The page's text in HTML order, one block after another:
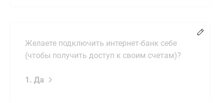
Желаете подключить интернет-банк себе
(чтобы получить доступ к своим счетам)?
1. Да